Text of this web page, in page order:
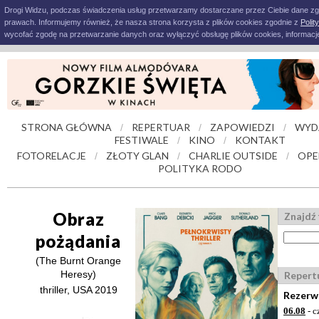
Drogi Widzu, podczas świadczenia usług przetwarzamy dostarczane przez Ciebie dane
prawach. Informujemy również, że nasza strona korzysta z plików cookies zgodnie z
wycofać zgodę na przetwarzanie danych oraz wyłączyć obsługę plików cookies,
STRONA GŁÓWNA / REPERTUAR / ZAPOWIEDZI /
FESTIWALE
/ KINO /
KONTAKT
FOTORELACJE
/ ZŁOTY GLAN / CHARLIE OUTSIDE /
POLITYKA RODO
Obraz
pożądania
(The Burnt Orange
Heresy)
thriller, USA 2019
Znajdź
06.08 -